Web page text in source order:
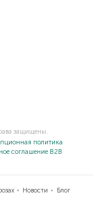
защищены.
политика
соглашение B2B
Новости Блог